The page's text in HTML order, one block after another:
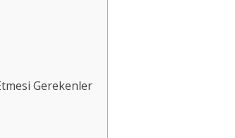
Gerekenler